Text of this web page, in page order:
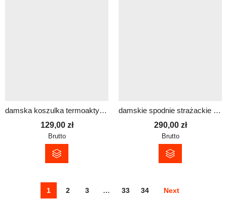
damska koszulka termoaktywna z krótkim rękawem SHAPE z funkcją
129,00 zł
Brutto
damskie spodnie strażackie koszarowe piaskowe REFLECTIVE (straż)
290,00 zł
Brutto
1 2 3 … 33 34 Next